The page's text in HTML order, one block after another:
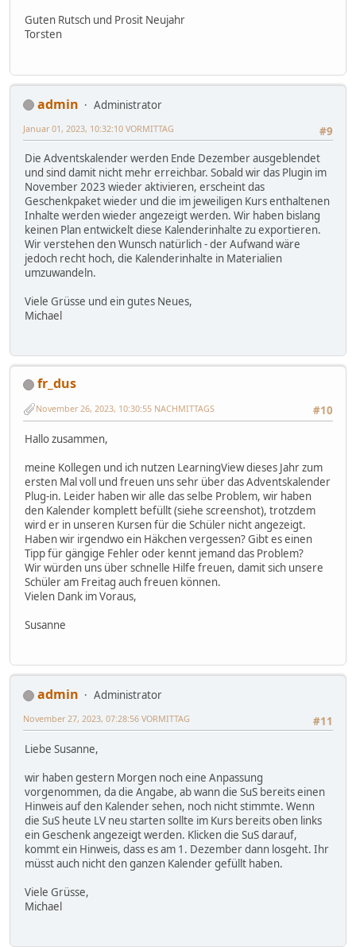
Guten Rutsch und Prosit Neujahr
Torsten
admin
Administrator
#9
Januar 01, 2023, 10:32:10 VORMITTAG
Die Adventskalender werden Ende Dezember ausgeblendet
und sind damit nicht mehr erreichbar. Sobald wir das Plugin im
November 2023 wieder aktivieren, erscheint das
Geschenkpaket wieder und die im jeweiligen Kurs enthaltenen
Inhalte werden wieder angezeigt werden. Wir haben bislang
keinen Plan entwickelt diese Kalenderinhalte zu exportieren.
Wir verstehen den Wunsch natürlich - der Aufwand wäre
jedoch recht hoch, die Kalenderinhalte in Materialien
umzuwandeln.
Viele Grüsse und ein gutes Neues,
Michael
fr_dus
#10
November 26, 2023, 10:30:55 NACHMITTAGS
Hallo zusammen,
meine Kollegen und ich nutzen LearningView dieses Jahr zum
ersten Mal voll und freuen uns sehr über das Adventskalender
Plug-in. Leider haben wir alle das selbe Problem, wir haben
den Kalender komplett befüllt (siehe screenshot), trotzdem
wird er in unseren Kursen für die Schüler nicht angezeigt.
Haben wir irgendwo ein Häkchen vergessen? Gibt es einen
Tipp für gängige Fehler oder kennt jemand das Problem?
Wir würden uns über schnelle Hilfe freuen, damit sich unsere
Schüler am Freitag auch freuen können.
Vielen Dank im Voraus,
Susanne
admin
Administrator
#11
November 27, 2023, 07:28:56 VORMITTAG
Liebe Susanne,
wir haben gestern Morgen noch eine Anpassung
vorgenommen, da die Angabe, ab wann die SuS bereits einen
Hinweis auf den Kalender sehen, noch nicht stimmte. Wenn
die SuS heute LV neu starten sollte im Kurs bereits oben links
ein Geschenk angezeigt werden. Klicken die SuS darauf,
kommt ein Hinweis, dass es am 1. Dezember dann losgeht. Ihr
müsst auch nicht den ganzen Kalender gefüllt haben.
Viele Grüsse,
Michael